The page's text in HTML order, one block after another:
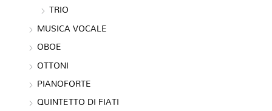
TRIO
MUSICA VOCALE
OBOE
OTTONI
PIANOFORTE
QUINTETTO DI FIATI